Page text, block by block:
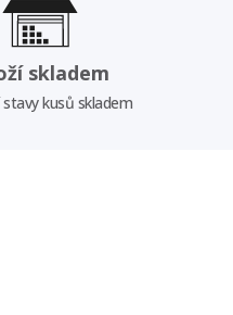
skladem
kusů skladem